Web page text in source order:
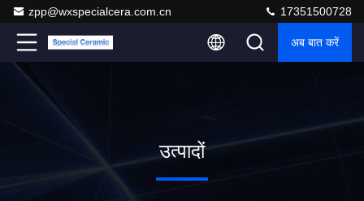
zpp@wxspecialcera.com.cn 17351500728
अब बात करें
उत्पादों